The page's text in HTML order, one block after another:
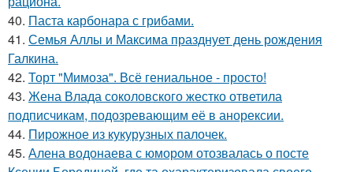
40. Паста карбонара с грибами.
41. Семья Аллы и Максима празднует день рождения
Галкина.
42. Торт "Мимоза". Всё гениальное - просто!
43. Жена Влада соколовского жестко ответила
подписчикам, подозревающим её в анорексии.
44. Пирожное из кукурузных палочек.
45. Алена водонаева с юмором отозвалась о посте